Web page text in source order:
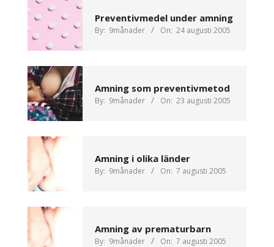
Preventivmedel under amning
By: 9månader On: 24 augusti 2005
Amning som preventivmetod
By: 9månader On: 23 augusti 2005
Amning i olika länder
By: 9månader On: 7 augusti 2005
Amning av prematurbarn
By: 9månader On: 7 augusti 2005